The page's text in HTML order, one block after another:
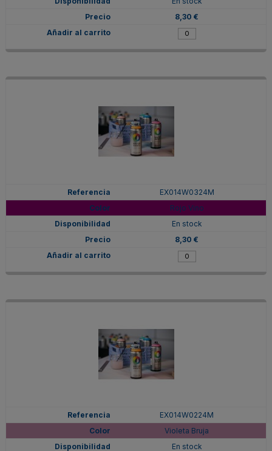
8,30 €
EX014W0324M
Rojo Vino
En stock
8,30 €
EX014W0224M
Violeta Bruja
En stock